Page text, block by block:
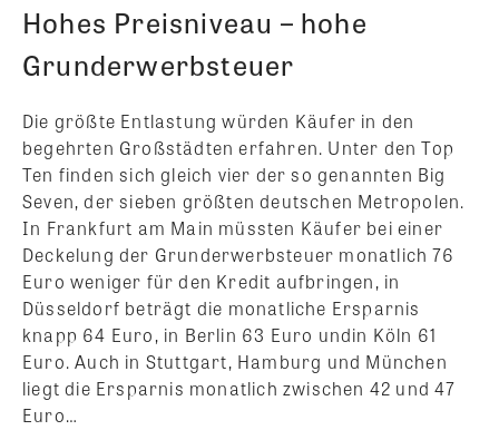
Hohes Preisniveau – hohe
Grunderwerbsteuer
Die größte Entlastung würden Käufer in den
begehrten Großstädten erfahren. Unter den Top
Ten finden sich gleich vier der so genannten Big
Seven, der sieben größten deutschen Metropolen.
In Frankfurt am Main müssten Käufer bei einer
Deckelung der Grunderwerbsteuer monatlich 76
Euro weniger für den Kredit aufbringen, in
Düsseldorf beträgt die monatliche Ersparnis
knapp 64 Euro, in Berlin 63 Euro undin Köln 61
Euro. Auch in Stuttgart, Hamburg und München
liegt die Ersparnis monatlich zwischen 42 und 47
Euro…